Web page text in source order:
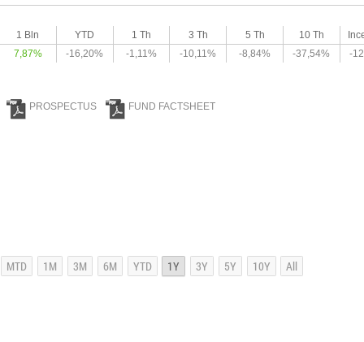
1 Bln YTD 1 Th 3 Th 5 Th 10 Th
7,87%
-16,20% -1,11% -10,11% -8,84% -37,54% -
PROSPECTUS FUND FACTSHEET